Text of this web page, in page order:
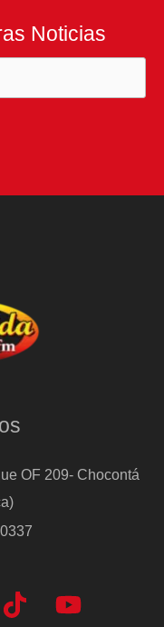
Noticias
OF 209- Chocontá